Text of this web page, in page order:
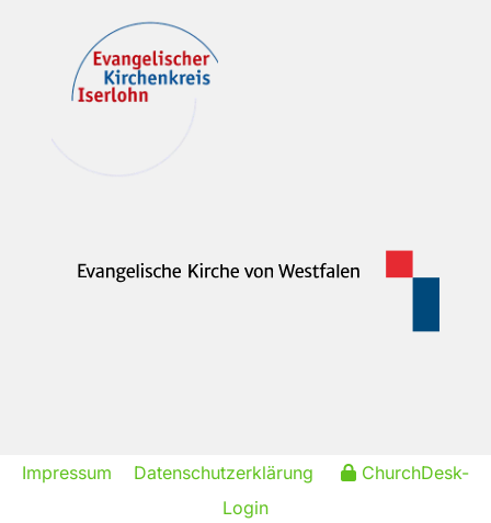
Impressum Datenschutzerklärung
ChurchDesk-
Login